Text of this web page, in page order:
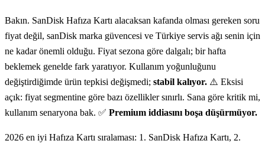
Bakın. SanDisk Hafıza Kartı alacaksan kafanda olması gereken soru
fiyat değil, sanDisk marka güvencesi ve Türkiye servis ağı senin için
ne kadar önemli olduğu. Fiyat sezona göre dalgalı; bir hafta
beklemek genelde fark yaratıyor. Kullanım yoğunluğunu
değiştirdiğimde ürün tepkisi değişmedi; stabil kalıyor. ⚠️ Eksisi
açık: fiyat segmentine göre bazı özellikler sınırlı. Sana göre kritik mi,
kullanım senaryona bak. ✅ Premium iddiasını boşa düşürmüyor.
2026 en iyi Hafıza Kartı sıralaması: 1. SanDisk Hafıza Kartı, 2.